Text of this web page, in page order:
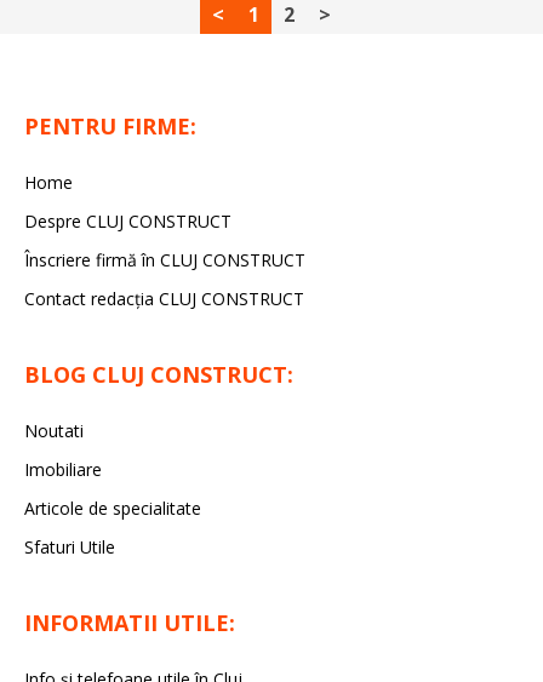
< 1 2 >
PENTRU FIRME:
Home
Despre CLUJ CONSTRUCT
Înscriere firmă în CLUJ CONSTRUCT
Contact redacția CLUJ CONSTRUCT
BLOG CLUJ CONSTRUCT:
Noutati
Imobiliare
Articole de specialitate
Sfaturi Utile
INFORMATII UTILE: